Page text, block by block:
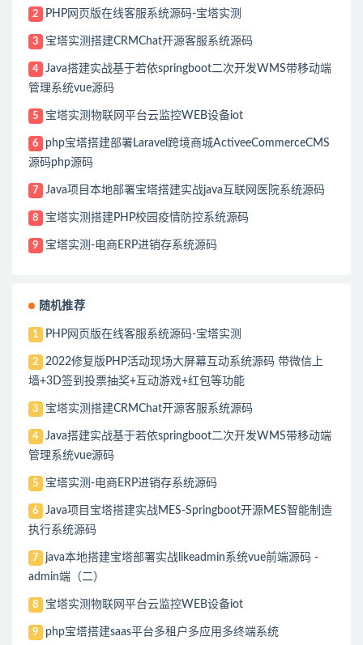
2 PHP网页版在线客服系统源码-宝塔实测
3 宝塔实测搭建CRMChat开源客服系统源码
4
Java搭建实战基于若依springboot二次开发WMS带移动端
管理系统vue源码
5 宝塔实测物联网平台云监控WEB设备iot
6
php宝塔搭建部署Laravel跨境商城ActiveeCommerceCMS
源码php源码
7 Java项目本地部署宝塔搭建实战java互联网医院系统源码
8 宝塔实测搭建PHP校园疫情防控系统源码
9 宝塔实测-电商ERP进销存系统源码
随机推荐
1 PHP网页版在线客服系统源码-宝塔实测
2
2022修复版PHP活动现场大屏幕互动系统源码 带微信上
墙+3D签到投票抽奖+互动游戏+红包等功能
3 宝塔实测搭建CRMChat开源客服系统源码
4
Java搭建实战基于若依springboot二次开发WMS带移动端
管理系统vue源码
5 宝塔实测-电商ERP进销存系统源码
6
Java项目宝塔搭建实战MES-Springboot开源MES智能制造
执行系统源码
7
java本地搭建宝塔部署实战likeadmin系统vue前端源码 -
admin端（二）
8 宝塔实测物联网平台云监控WEB设备iot
9 php宝塔搭建saas平台多租户多应用多终端系统